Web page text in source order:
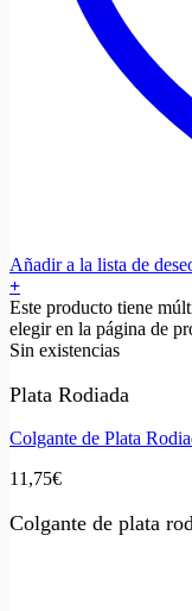
Añadir a la lista de
+
Este producto tiene
elegir en la página de
Sin existencias
Plata Rodiada
Colgante de Plata
11,75€
Colgante de plata